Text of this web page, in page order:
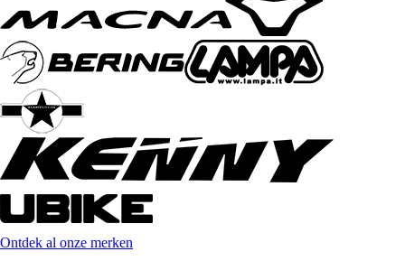
Ontdek al onze merken